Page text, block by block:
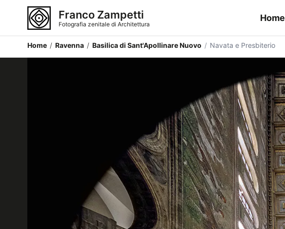
Franco Zampetti
Fotografia zenitale di Architettura
Home
Home / Ravenna / Basilica di Sant'Apollinare Nuovo / Navata e Presbiterio